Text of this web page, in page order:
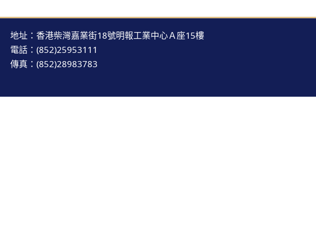
地址：香港柴灣嘉業街18號明報工業中心Ａ座15樓
電話：(852)25953111
傳真：(852)28983783